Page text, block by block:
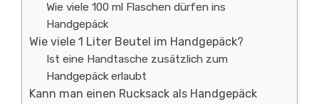
Wie viele 100 ml Flaschen dürfen ins
Handgepäck
Wie viele 1 Liter Beutel im Handgepäck?
Ist eine Handtasche zusätzlich zum
Handgepäck erlaubt
Kann man einen Rucksack als Handgepäck